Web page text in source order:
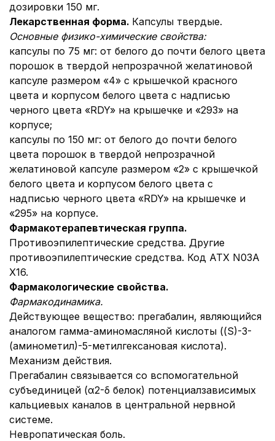
дозировки 150 мг.
Лекарственная форма. Капсулы твердые.
Основные физико-химические свойства:
капсулы по 75 мг: от белого до почти белого цвета
порошок в твердой непрозрачной желатиновой
капсуле размером «4» с крышечкой красного
цвета и корпусом белого цвета с надписью
черного цвета «RDY» на крышечке и «293» на
корпусе;
капсулы по 150 мг: от белого до почти белого
цвета порошок в твердой непрозрачной
желатиновой капсуле размером «2» с крышечкой
белого цвета и корпусом белого цвета с
надписью черного цвета «RDY» на крышечке и
«295» на корпусе.
Фармакотерапевтическая группа.
Противоэпилептические средства. Другие
противоэпилептические средства. Код АТХ N03А
Х16.
Фармакологические свойства.
Фармакодинамика.
Действующее вещество: прегабалин, являющийся
аналогом гамма-аминомасляной кислоты ((S)-3-
(аминометил)-5-метилгексановая кислота).
Механизм действия.
Прегабалин связывается со вспомогательной
субъединицей (α2-δ белок) потенциалзависимых
кальциевых каналов в центральной нервной
системе.
Невропатическая боль.